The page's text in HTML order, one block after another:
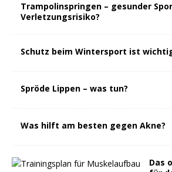
Trampolinspringen – gesunder
Verletzungsrisiko?
Schutz beim Wintersport ist
Spröde Lippen – was tun?
Was hilft am besten gegen Akne?
Das